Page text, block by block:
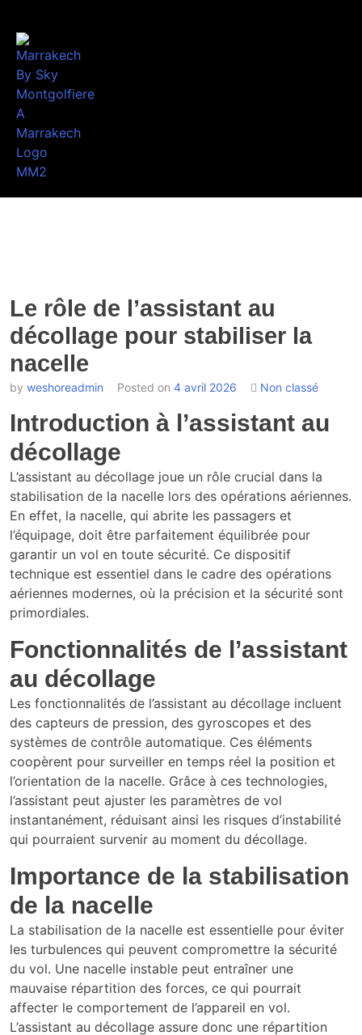
Le rôle de l’assistant au
décollage pour stabiliser la
nacelle
by weshoreadmin Posted on 4 avril 2026 Non classé
Introduction à l’assistant au
décollage
L’assistant au décollage joue un rôle crucial dans la
stabilisation de la nacelle lors des opérations aériennes.
En effet, la nacelle, qui abrite les passagers et
l’équipage, doit être parfaitement équilibrée pour
garantir un vol en toute sécurité. Ce dispositif
technique est essentiel dans le cadre des opérations
aériennes modernes, où la précision et la sécurité sont
primordiales.
Fonctionnalités de l’assistant
au décollage
Les fonctionnalités de l’assistant au décollage incluent
des capteurs de pression, des gyroscopes et des
systèmes de contrôle automatique. Ces éléments
coopèrent pour surveiller en temps réel la position et
l’orientation de la nacelle. Grâce à ces technologies,
l’assistant peut ajuster les paramètres de vol
instantanément, réduisant ainsi les risques d’instabilité
qui pourraient survenir au moment du décollage.
Importance de la stabilisation
de la nacelle
La stabilisation de la nacelle est essentielle pour éviter
les turbulences qui peuvent compromettre la sécurité
du vol. Une nacelle instable peut entraîner une
mauvaise répartition des forces, ce qui pourrait
affecter le comportement de l’appareil en vol.
L’assistant au décollage assure donc une répartition